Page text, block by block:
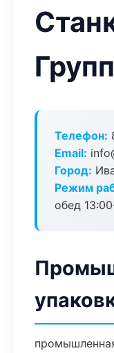
Групп
Телефон:
Email:
Город:
Режим
обед